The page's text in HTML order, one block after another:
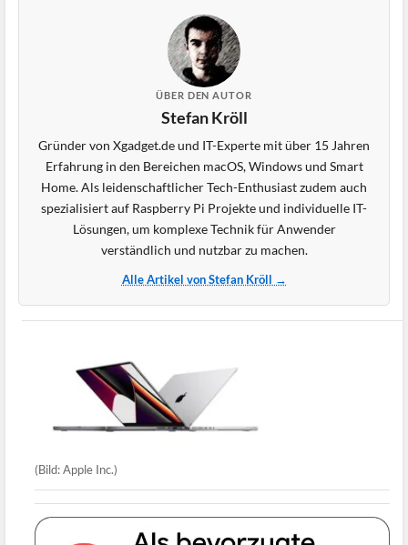
ÜBER DEN AUTOR
Stefan Kröll
Gründer von Xgadget.de und IT-Experte mit über 15 Jahren
Erfahrung in den Bereichen macOS, Windows und Smart
Home. Als leidenschaftlicher Tech-Enthusiast zudem auch
spezialisiert auf Raspberry Pi Projekte und individuelle IT-
Lösungen, um komplexe Technik für Anwender
verständlich und nutzbar zu machen.
Alle Artikel von Stefan Kröll →
(Bild: Apple Inc.)